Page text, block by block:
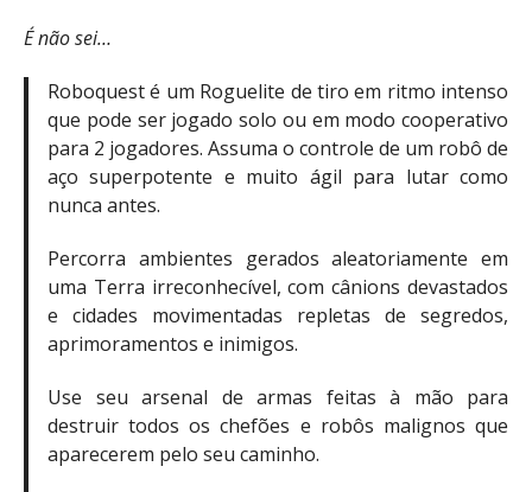
É não sei…
Roboquest é um Roguelite de tiro em ritmo intenso
que pode ser jogado solo ou em modo cooperativo
para 2 jogadores. Assuma o controle de um robô de
aço superpotente e muito ágil para lutar como
nunca antes.
Percorra ambientes gerados aleatoriamente em
uma Terra irreconhecível, com cânions devastados
e cidades movimentadas repletas de segredos,
aprimoramentos e inimigos.
Use seu arsenal de armas feitas à mão para
destruir todos os chefões e robôs malignos que
aparecerem pelo seu caminho.